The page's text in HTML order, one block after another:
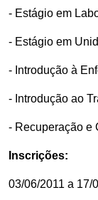
- Estágio em
- Estágio em
- Introdução à
- Introdução ao
- Recuperação e
Inscrições:
03/06/2011 a 17/